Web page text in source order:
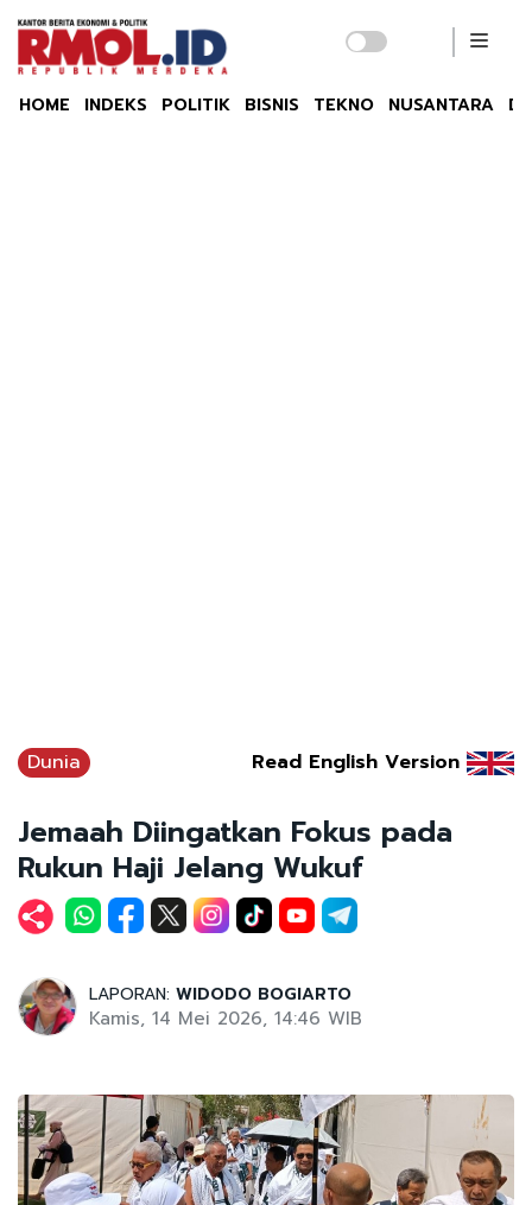
HOME INDEKS POLITIK BISNIS TEKNO NUSANTARA
Dunia Read English Version
Jemaah Diingatkan Fokus pada
Rukun Haji Jelang Wukuf
LAPORAN: WIDODO BOGIARTO
Kamis, 14 Mei 2026, 14:46 WIB